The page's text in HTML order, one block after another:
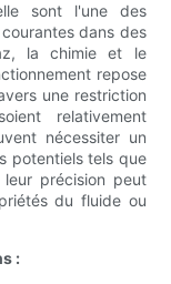
sont l'une des
dans des
la chimie et le
repose
une restriction
relativement
nécessiter un
potentiels tels que
précision peut
du fluide ou
: